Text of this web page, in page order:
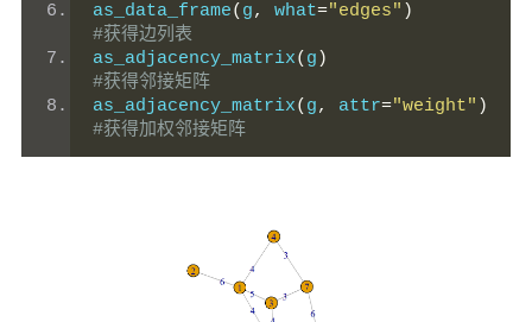
as_data_frame( g, what="edges" )
#获得边列表
as_adjacency_matrix( g )
#获得邻接矩阵
as_adjacency_matrix( g, attr="weight" )
#获得加权邻接矩阵